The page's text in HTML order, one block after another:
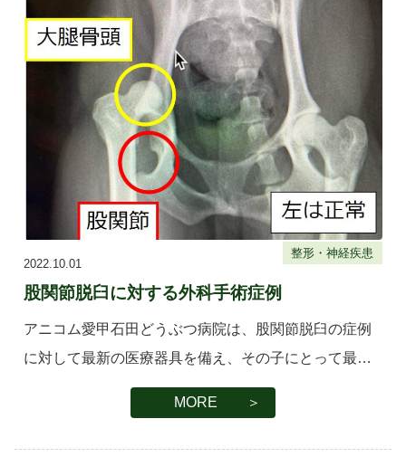
整形・神経疾患
2022.10.01
股関節脱臼に対する外科手術症例
アニコム愛甲石田どうぶつ病院は、股関節脱臼の症例
に対して最新の医療器具を備え、その子にとって最高
の診断及び治療法を提示させていただいております。
概要 股関節とは、骨盤と大腿骨がつながっている関節
MORE ＞